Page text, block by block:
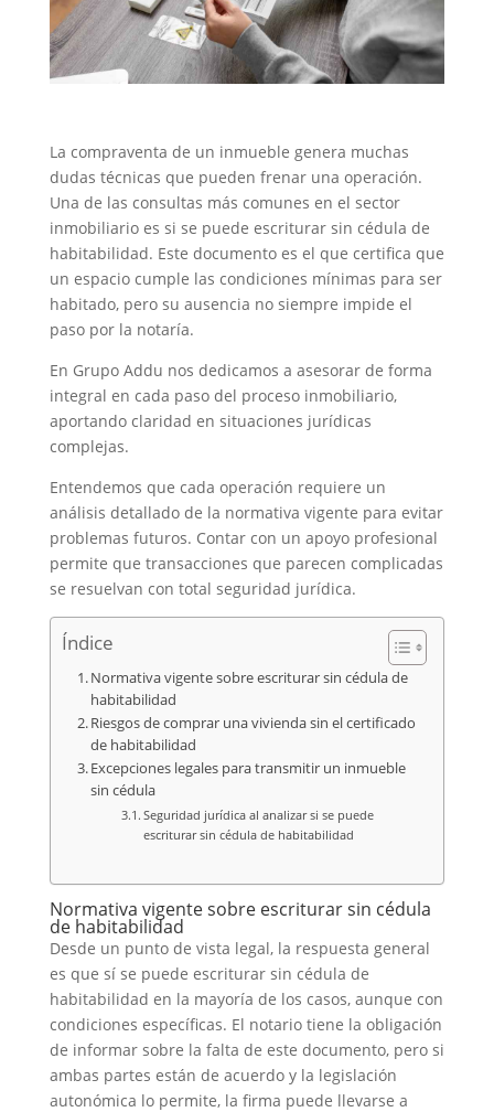
La compraventa de un inmueble genera muchas
dudas técnicas que pueden frenar una operación.
Una de las consultas más comunes en el sector
inmobiliario es si se puede escriturar sin cédula de
habitabilidad. Este documento es el que certifica que
un espacio cumple las condiciones mínimas para ser
habitado, pero su ausencia no siempre impide el
paso por la notaría.
En Grupo Addu nos dedicamos a asesorar de forma
integral en cada paso del proceso inmobiliario,
aportando claridad en situaciones jurídicas
complejas.
Entendemos que cada operación requiere un
análisis detallado de la normativa vigente para evitar
problemas futuros. Contar con un apoyo profesional
permite que transacciones que parecen complicadas
se resuelvan con total seguridad jurídica.
Índice
Normativa vigente sobre escriturar sin cédula de
habitabilidad
Riesgos de comprar una vivienda sin el certificado
de habitabilidad
Excepciones legales para transmitir un inmueble
sin cédula
Seguridad jurídica al analizar si se puede
escriturar sin cédula de habitabilidad
Normativa vigente sobre escriturar sin cédula
de habitabilidad
Desde un punto de vista legal, la respuesta general
es que sí se puede escriturar sin cédula de
habitabilidad en la mayoría de los casos, aunque con
condiciones específicas. El notario tiene la obligación
de informar sobre la falta de este documento, pero si
ambas partes están de acuerdo y la legislación
autonómica lo permite, la firma puede llevarse a